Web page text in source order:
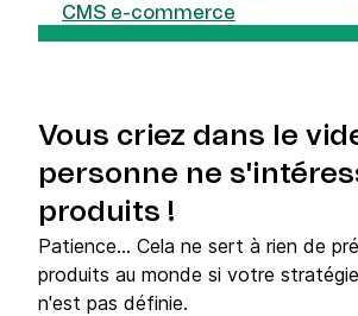
CMS e-commerce
Vous criez dans le
personne ne
produits !
Patience... Cela ne sert à rien de
produits au monde si votre
n'est pas définie.